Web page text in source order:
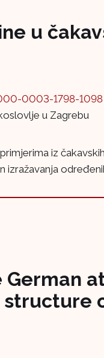
u
0003-1798-1098
u Zagrebu
iz
izražavanja
German